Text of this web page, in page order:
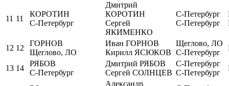
11 11
КОРОТИН
С-Петербург
Дмитрий
КОРОТИН
Сергей
ЯКИМЕНКО
С-Петербург
С-Петербург
12 12
ГОРНОВ
Щеглово, ЛО
Иван ГОРНОВ
Кирилл ЯСЮКОВ
Щеглово, ЛО
С-Петербург
13 14
РЯБОВ
С-Петербург
Дмитрий РЯБОВ
Сергей СОЛНЦЕВ
С-Петербург
С-Петербург
Александр